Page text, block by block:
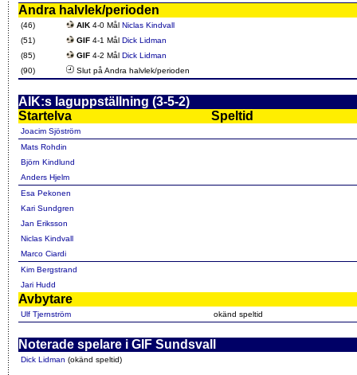
Andra halvlek/perioden
(46) AIK 4-0 Mål Niclas Kindvall
(51)
GIF 4-1 Mål Dick Lidman
(85)
GIF 4-2 Mål Dick Lidman
(90)
Slut på Andra halvlek/perioden
AIK:s laguppställning (3-5-2)
Startelva
Speltid
Joacim Sjöström
Mats Rohdin
Björn Kindlund
Anders Hjelm
Esa Pekonen
Kari Sundgren
Jan Eriksson
Niclas Kindvall
Marco Ciardi
Kim Bergstrand
Jari Hudd
Avbytare
Ulf Tjernström okänd speltid
Noterade spelare i GIF Sundsvall
Dick Lidman (okänd speltid)